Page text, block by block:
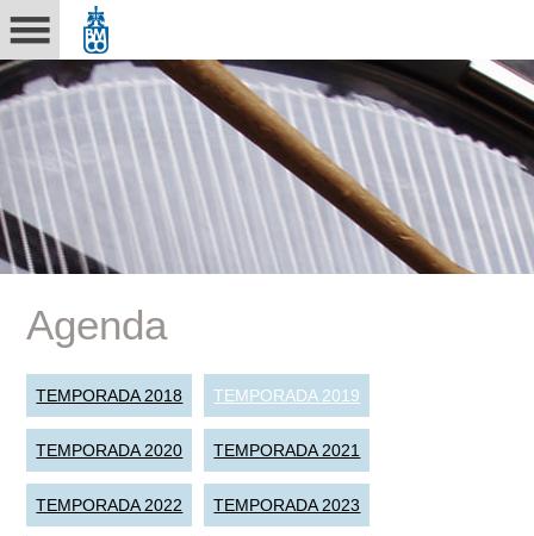
Agenda
TEMPORADA 2018 TEMPORADA 2019
TEMPORADA 2020 TEMPORADA 2021
TEMPORADA 2022 TEMPORADA 2023